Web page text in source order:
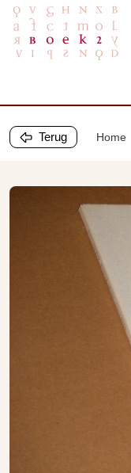
Terug Home